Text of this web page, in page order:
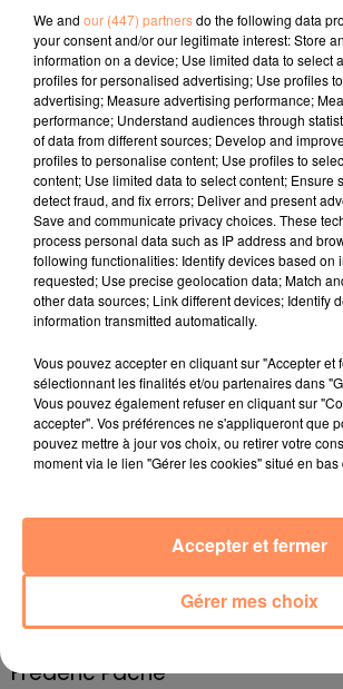
va débuter ce vendredi 11 septembre
bien souvent 30 à 31°C. Si le Sud
impacté, dans le Sud Est, en
températures devraient rester
mer, de petites brises dans
limiter les maximales à 28/30°C.
fil actus
4 juillet 2022
Radio Star Live avec Dadju
27 juin 2022
Marseille : une application pour
relation extras et...
27 juin 2022
Le cocholed pour jouer à la
jusqu'au bout de la nuit !
Toulon : des quais électrifiés
Cassis organise sa
Frédéric Pache
We and our (447) partnersdo the following data
your consent and/or our legitimate interest: Store
information on a device; Use limited data to select
profiles for personalised advertising; Use profiles
advertising; Measure advertising performance;
performance; Understand audiences through
of data from different sources; Develop and
profiles to personalise content; Use profiles to
content; Use limited data to select content; Ensure
detect fraud, and fix errors; Deliver and present
Save and communicate privacy choices. These
process personal data such as IP address and
following functionalities: Identify devices based on
requested; Use precise geolocation data; Match
other data sources; Link different devices; Identify
information transmitted automatically.
Vous pouvez accepter en cliquant sur "Accepter et
sélectionnant les finalités et/ou partenaires dans
Vous pouvez également refuser en cliquant sur
accepter". Vos préférences ne s'appliqueront que
pouvez mettre à jour vos choix, ou retirer votre
moment via le lien "Gérer les cookies" situé en
Gérer mes choix
Accepter et fermer